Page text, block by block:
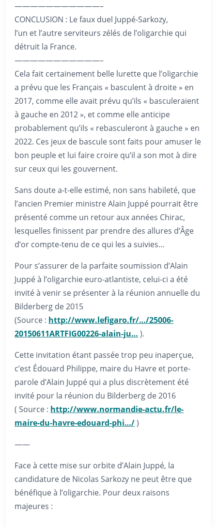
———————————–
CONCLUSION : Le faux duel Juppé-Sarkozy,
l’un et l’autre serviteurs zélés de l’oligarchie qui
détruit la France.
———————————–
Cela fait certainement belle lurette que l’oligarchie
a prévu que les Français « basculent à droite » en
2017, comme elle avait prévu qu’ils « basculeraient
à gauche en 2012 », et comme elle anticipe
probablement qu’ils « rebasculeront à gauche » en
2022. Ces jeux de bascule sont faits pour amuser le
bon peuple et lui faire croire qu’il a son mot à dire
sur ceux qui les gouvernent.
Sans doute a-t-elle estimé, non sans habileté, que
l’ancien Premier ministre Alain Juppé pourrait être
présenté comme un retour aux années Chirac,
lesquelles finissent par prendre des allures d’Âge
d’or compte-tenu de ce qui les a suivies…
Pour s’assurer de la parfaite soumission d’Alain
Juppé à l’oligarchie euro-atlantiste, celui-ci a été
invité à venir se présenter à la réunion annuelle du
Bilderberg de 2015
(Source : http://www.lefigaro.fr/…/25006-
20150611ARTFIG00226-alain-ju… ).
Cette invitation étant passée trop peu inaperçue,
c’est Édouard Philippe, maire du Havre et porte-
parole d’Alain Juppé qui a plus discrètement été
invité pour la réunion du Bilderberg de 2016
( Source : http://www.normandie-actu.fr/le-
maire-du-havre-edouard-phi…/)
——
Face à cette mise sur orbite d’Alain Juppé, la
candidature de Nicolas Sarkozy ne peut être que
bénéfique à l’oligarchie. Pour deux raisons
majeures :